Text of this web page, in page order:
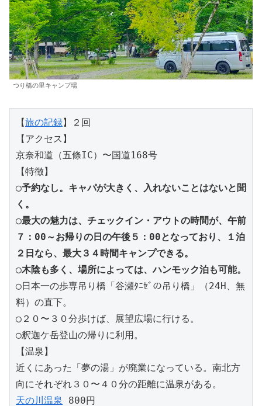
つり橋の里キャンプ場
【旅の記録】２回
【アクセス】
京奈和道（五條IC）〜国道168号
【特徴】
◯予約なし。キャパが大きく、入れないことはないと聞
く。
◯最大の魅力は、チェックイン・アウトの時間が、午前
７：00～お帰りの日の午後５：00となっており、１泊
２日なら、最大３４時間キャンプできる。
◯木陰も多く、場所によっては、ハンモック泊も可能。
◯日本一の歩専吊り橋「谷瀬ﾀﾆｾﾞの吊り橋」（24H、無
料）の直下。
◯２０〜３０分歩けば、展望広場に行ける。
◯釈迦ケ岳登山の帰りに利用。
【温泉】
近くにあった「夢の湯」が廃業になっている。南北方
向にそれぞれ３０〜４０分の距離に温泉がある。
天の川温泉
800円